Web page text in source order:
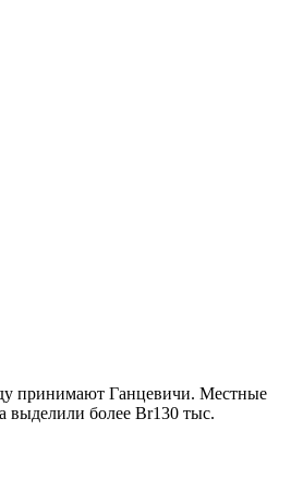
принимают Ганцевичи. Местные
выделили более Br130 тыс.